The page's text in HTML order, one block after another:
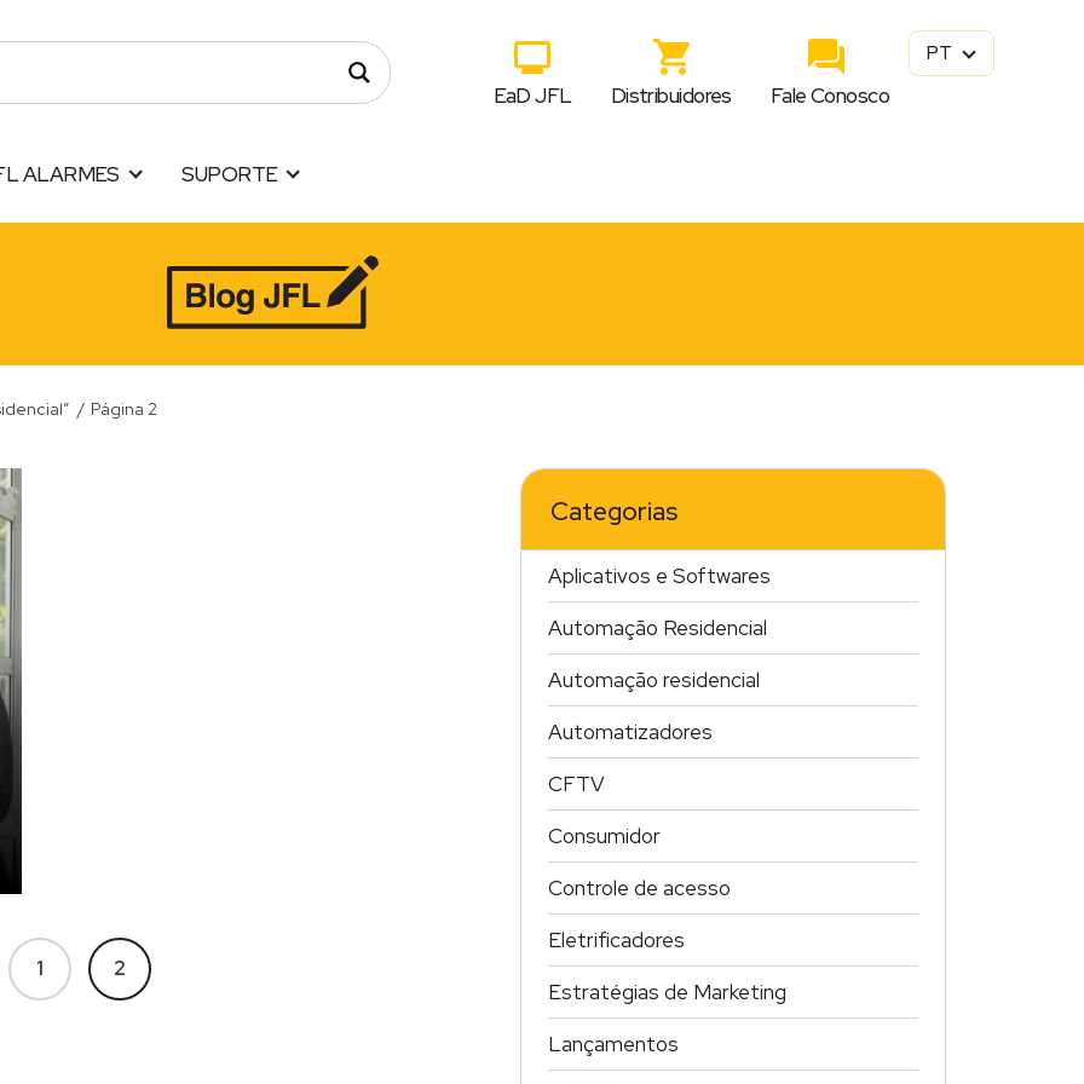
EaD JFL Distribuidores Fale Conosco
PT
ALARMES SUPORTE
/ Página 2
1 2
Categorias
Aplicativos e Softwares
Automação Residencial
Automação residencial
Automatizadores
CFTV
Consumidor
Controle de acesso
Eletrificadores
Estratégias de Marketing
Lançamentos